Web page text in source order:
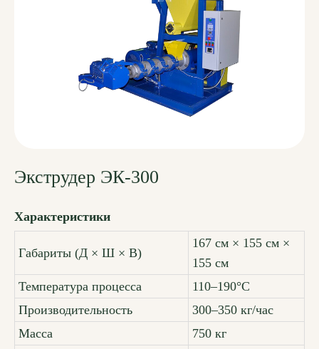
Экструдер ЭК-300
Характеристики
Габариты (Д × Ш × В)
167 см × 155 см ×
155 см
Температура процесса
110–190°С
Производительность
300–350 кг/час
Масса
750 кг